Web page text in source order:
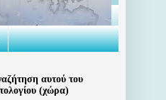
αυτού του
(χώρα)